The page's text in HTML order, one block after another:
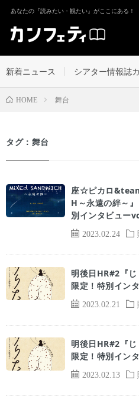
あなたの『読みたい・観たい』がここにある！
新着ニュース シアター情報誌
HOME 舞台
タグ：舞台
2023.02.24
座☆ピカロ
H～永遠の絆～
別インタビュー
2023.02.21
明後日HR#2『
限定！特別イン
2023.02.13
明後日HR#2『
限定！特別イン